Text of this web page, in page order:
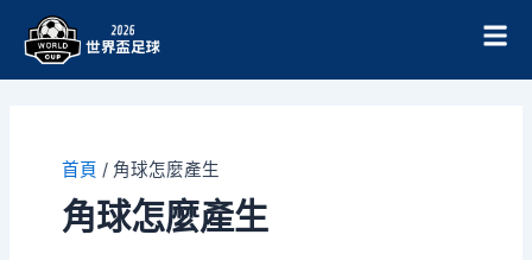
首頁 / 角球怎麼產生
角球怎麼產生